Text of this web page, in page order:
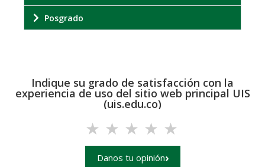
Posgrado
Indique su grado de satisfacción con la
experiencia de uso del sitio web principal UIS
(uis.edu.co)